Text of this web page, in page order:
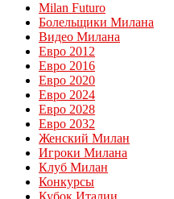
Milan Futuro
Болельщики Милана
Видео Милана
Евро 2012
Евро 2016
Евро 2020
Евро 2024
Евро 2028
Евро 2032
Женский Милан
Игроки Милана
Клуб Милан
Конкурсы